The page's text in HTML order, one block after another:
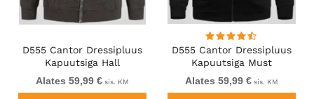
D555 Cantor Dressipluus
Kapuutsiga Hall
Alates 59,99 €sis. KM
D555 Cantor Dressipluus
Kapuutsiga Must
Alates 59,99 € sis. KM